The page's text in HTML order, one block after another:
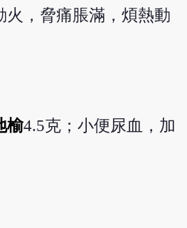
火，脅痛脹滿，煩熱動
榆4.5克；小便尿血，加